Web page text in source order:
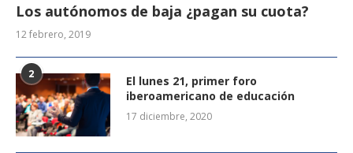
Los autónomos de baja ¿pagan su cuota?
12 febrero, 2019
2
El lunes 21, primer foro
iberoamericano de educación
17 diciembre, 2020